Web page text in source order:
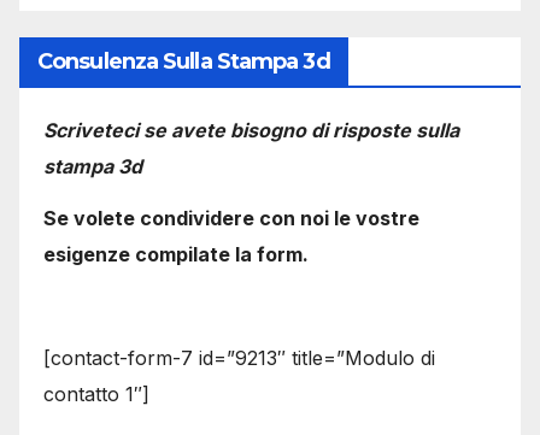
Consulenza Sulla Stampa 3d
Scriveteci se avete bisogno di risposte sulla
stampa 3d
Se volete condividere con noi le vostre
esigenze compilate la form.
[contact-form-7 id=”9213″ title=”Modulo di
contatto 1″]